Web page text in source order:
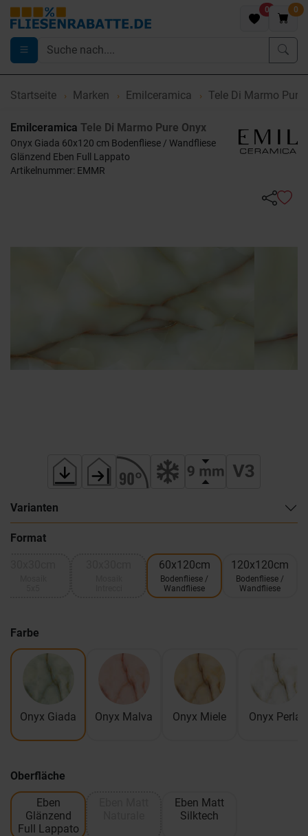
0 0
Startseite Marken Emilceramica Tele Di Marmo Pure
Emilceramica Tele Di Marmo Pure Onyx
Onyx Giada 60x120 cm Bodenfliese / Wandfliese
Glänzend Eben Full Lappato
Artikelnummer: EMMR
Varianten
Format
60x120cm
Bodenfliese /
Wandfliese
120x120cm
Bodenfliese /
Wandfliese
Farbe
Onyx Giada Onyx Malva Onyx Miele Onyx Perla
Oberfläche
Eben
Glänzend
Full Lappato
Eben Matt
Silktech